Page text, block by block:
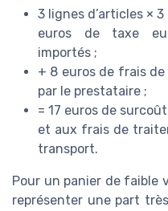
3 lignes d’articles ×
euros de taxe
importés ;
+ 8 euros de frais
par le prestataire ;
= 17 euros de
et aux frais de
transport.
Pour un panier de faible
représenter une part